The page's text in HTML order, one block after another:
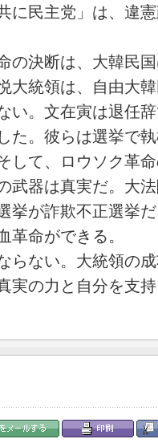
に民主党」は、違
の決断は、大韓民
大統領は、自由大
い。文在寅は退任
た。彼らは選挙で
して、ロウソク革
武器は真実だ。大
挙が詐欺不正選挙
革命ができる。
らない。大統領の
実の力と自分を支